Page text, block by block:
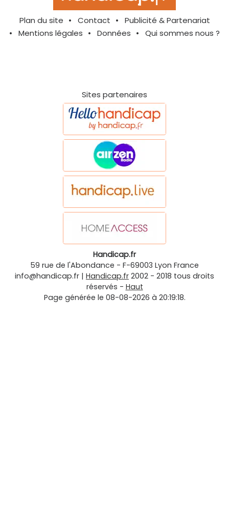
Plan du site Contact
Publicité & Partenariat
Mentions légales
Données Qui sommes nous ?
Sites partenaires
Handicap.fr
59 rue de l'Abondance - F-69003 Lyon France
info@handicap.fr | Handicap.fr 2002 - 2018 tous droits
réservés - Haut
Page générée le 08-08-2026 à 20:19:18.